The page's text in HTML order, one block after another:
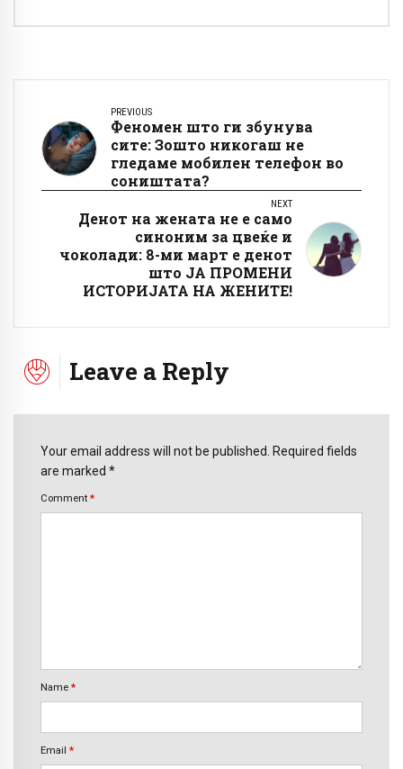
PREVIOUS
Феномен што ги збунува
сите: Зошто никогаш не
гледаме мобилен телефон во
соништата?
NEXT
Денот на жената не е само
синоним за цвеќе и
чоколади: 8-ми март е денот
што ЈА ПРОМЕНИ
ИСТОРИЈАТА НА ЖЕНИТЕ!
Leave a Reply
Your email address will not be published. Required fields
are marked *
Comment *
Name *
Email *